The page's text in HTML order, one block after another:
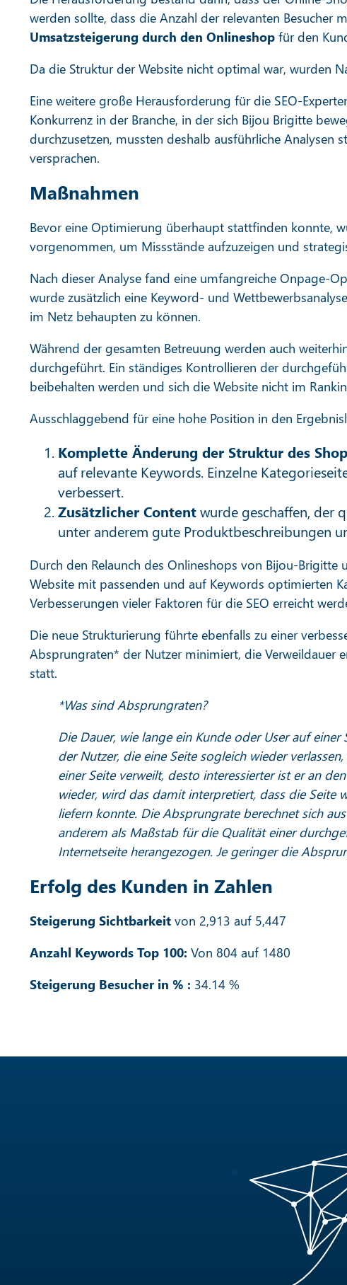
werden sollte, dass die Anzahl der relevanten Besucher
Umsatzsteigerung durch den Onlineshop für den
Da die Struktur der Website nicht optimal war, wurden
Eine weitere große Herausforderung für die SEO-
Konkurrenz in der Branche, in der sich Bijou Brigitte
durchzusetzen, mussten deshalb ausführliche Analysen
versprachen.
Maßnahmen
Bevor eine Optimierung überhaupt stattfinden konnte,
vorgenommen, um Missstände aufzuzeigen und
Nach dieser Analyse fand eine umfangreiche Onpage-
wurde zusätzlich eine Keyword- und
im Netz behaupten zu können.
Während der gesamten Betreuung werden auch
durchgeführt. Ein ständiges Kontrollieren der
beibehalten werden und sich die Website nicht im
Ausschlaggebend für eine hohe Position in den
Komplette Änderung der Struktur des
auf relevante Keywords. Einzelne
verbessert.
Zusätzlicher Contentwurde geschaffen, der
unter anderem gute Produktbeschreibungen
Durch den Relaunch des Onlineshops von Bijou-
Website mit passenden und auf Keywords optimierten
Verbesserungen vieler Faktoren für die SEO erreicht
Die neue Strukturierung führte ebenfalls zu einer
Absprungraten* der Nutzer minimiert, die Verweildauer
statt.
*Was sind Absprungraten?
Die Dauer, wie lange ein Kunde oder User auf
der Nutzer, die eine Seite sogleich wieder
einer Seite verweilt, desto interessierter ist er an
wieder, wird das damit interpretiert, dass die
liefern konnte. Die Absprungrate berechnet sich
anderem als Maßstab für die Qualität einer
Internetseite herangezogen. Je geringer die
Erfolg des Kunden in Zahlen
Steigerung Sichtbarkeit von 2,913 auf 5,447
Anzahl Keywords Top 100: Von 804 auf 1480
Steigerung Besucher in % : 34.14 %